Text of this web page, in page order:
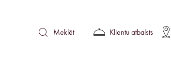
Meklēt Klientu atbalsts